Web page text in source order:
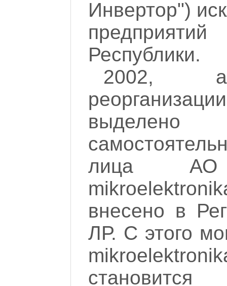
Инвертoр")
Республики.
2002,
лица
внесено в
ЛР. С этого